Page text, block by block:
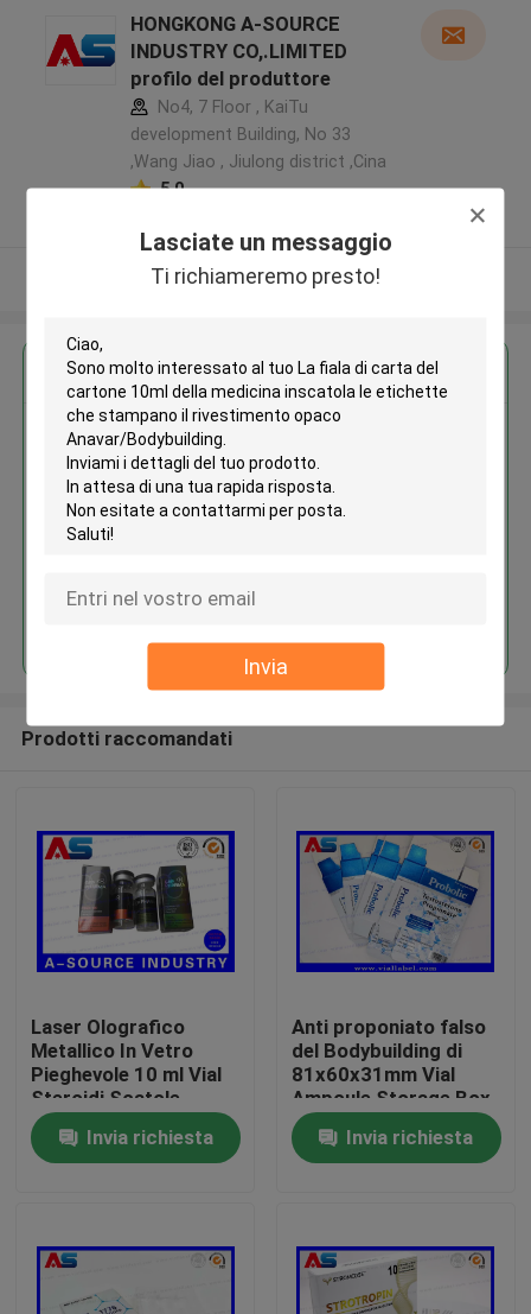
Lasciate un messaggio
Ti richiameremo presto!
Invia
Casa
Circa noi
HONGKONG A-SOURCE
INDUSTRY CO,.LIMITED
profilo del produttore
No4, 7 Floor , KaiTu
development Building, No 33
,Wang Jiao , Jiulong district ,Cina
5.0
Osservi più
Ottieni il miglior prezzo per
La fiala di carta del cartone
10ml della medicina inscatola le
etichette che stampano il
rivestimento opaco
Prodotti raccomandati
Laser Olografico
Metallico In Vetro
Pieghevole 10 ml Vial
Steroidi Scatole
Imballaggio Scatole
Farmaceutiche
Etichetta
Invia richiesta
Anti proponiato falso
del Bodybuilding di
81x60x31mm Vial
Ampoule Storage Box
For 1ml
Invia richiesta